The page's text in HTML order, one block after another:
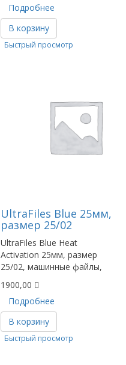
Подробнее
В корзину
Быстрый просмотр
UltraFiles Blue 25мм,
размер 25/02
UltraFiles Blue Heat
Activation 25мм, размер
25/02, машинные файлы,
1900,00
Подробнее
В корзину
Быстрый просмотр